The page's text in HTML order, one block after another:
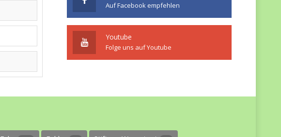
Auf Facebook empfehlen
Youtube
Folge uns auf Youtube